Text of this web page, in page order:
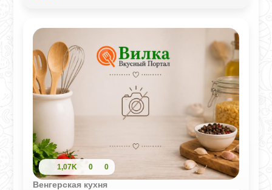
1,07K 0 0
Венгерская кухня